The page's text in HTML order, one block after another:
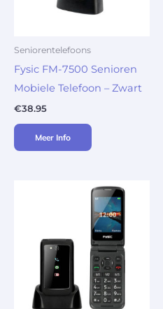
Seniorentelefoons
Fysic FM-7500 Senioren
Mobiele Telefoon – Zwart
€38.95
Meer Info